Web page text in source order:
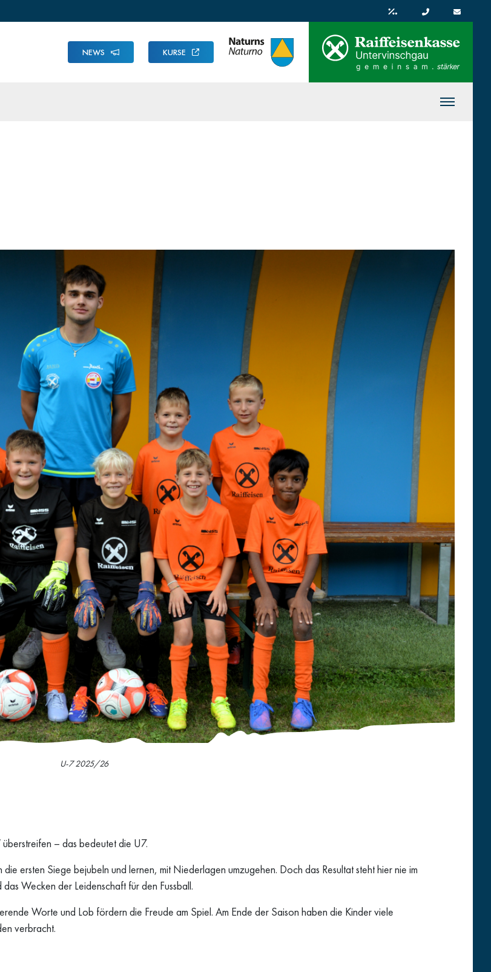
NEWS KURSE
U-7 2025/26
– das bedeutet die U7.
ersten Siege bejubeln und lernen, mit Niederlagen umzugehen. Doch das Resultat steht hier nie im
Wecken der Leidenschaft für den Fussball.
Worte und Lob fördern die Freude am Spiel. Am Ende der Saison haben die Kinder viele
verbracht.